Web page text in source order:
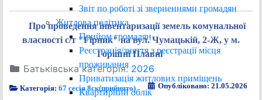
Звіт по роботі зі зверненнями громадян
Житлова політика
Прийом громадян
Реєстрація/зняття з реєстрації місця
проживання
Приватизація житлових приміщень
Квартирний облік
Про проведення інвентаризації земель комунальної
власності с/т "Гірник" на вул. Чумацькій, 2-Ж, у м.
Горішні Плавні
Батьківська категорія: 2026
Категорія:67 сесія 8ск(прийнято) Опубліковано: 21.05.2026